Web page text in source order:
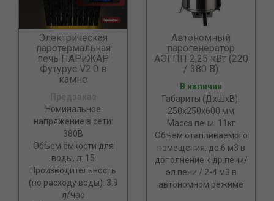
Электрическая
паротермальная
печь ПАРиЖАР
Футурус V2.0 в
камне
Номинальное
напряжение в сети:
380В
Объем ёмкости для
воды, л: 15
Производительность
(по расходу воды): 3.9
л/час
Автономный
парогенератор
АЭГПП 2,25 кВт (220
/ 380 В)
В наличии
Габариты (ДхШхВ):
250х250х600 мм
Масса печи: 11кг
Объем отапливаемого
помещения: до 6 м3 в
дополнение к др.печи/
эл.печи / 2-4 м3 в
автономном режиме